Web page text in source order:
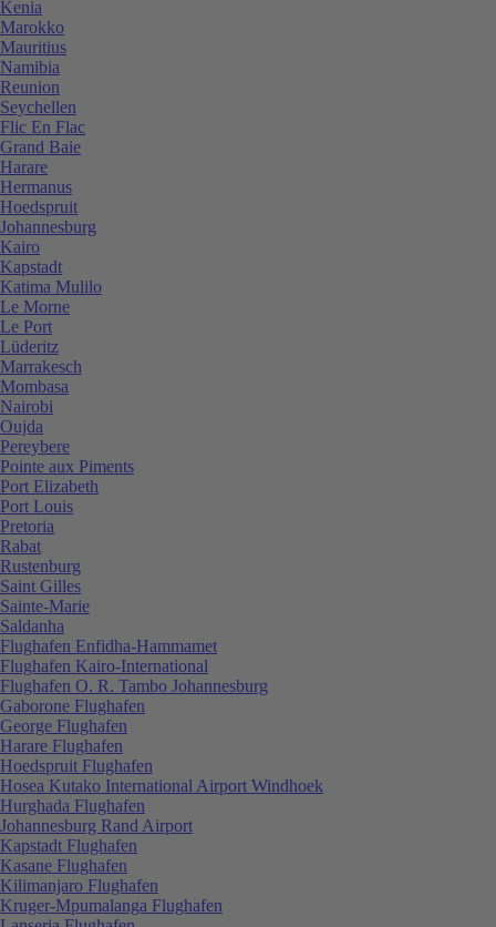
Kenia
Marokko
Mauritius
Namibia
Reunion
Seychellen
Flic En Flac
Grand Baie
Harare
Hermanus
Hoedspruit
Johannesburg
Kairo
Kapstadt
Katima Mulilo
Le Morne
Le Port
Lüderitz
Marrakesch
Mombasa
Nairobi
Oujda
Pereybere
Pointe aux Piments
Port Elizabeth
Port Louis
Pretoria
Rabat
Rustenburg
Saint Gilles
Sainte-Marie
Saldanha
Flughafen Enfidha-Hammamet
Flughafen Kairo-International
Flughafen O. R. Tambo Johannesburg
Gaborone Flughafen
George Flughafen
Harare Flughafen
Hoedspruit Flughafen
Hosea Kutako International Airport Windhoek
Hurghada Flughafen
Johannesburg Rand Airport
Kapstadt Flughafen
Kasane Flughafen
Kilimanjaro Flughafen
Kruger-Mpumalanga Flughafen